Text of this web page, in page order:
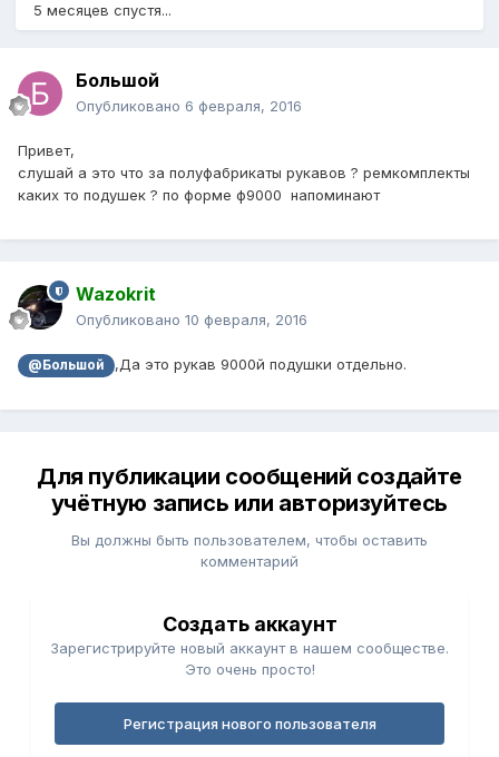
5 месяцев спустя...
Большой
Опубликовано 6 февраля, 2016
Привет,
слушай а это что за полуфабрикаты рукавов ? ремкомплекты
каких то подушек ? по форме ф9000 напоминают
Wazokrit
Опубликовано 10 февраля, 2016
@Большой ,Да это рукав 9000й подушки отдельно.
Для публикации сообщений создайте
учётную запись или авторизуйтесь
Вы должны быть пользователем, чтобы оставить
комментарий
Создать аккаунт
Зарегистрируйте новый аккаунт в нашем сообществе.
Это очень просто!
Регистрация нового пользователя